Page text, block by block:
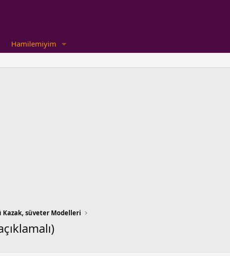
Hamilemiyim
Kazak, süveter Modelleri